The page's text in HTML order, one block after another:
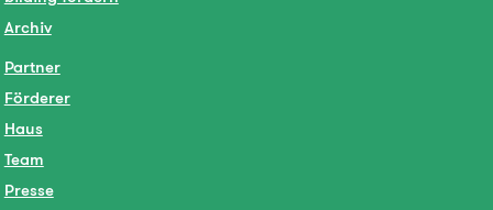
Archiv
Partner
Förderer
Haus
Team
Presse